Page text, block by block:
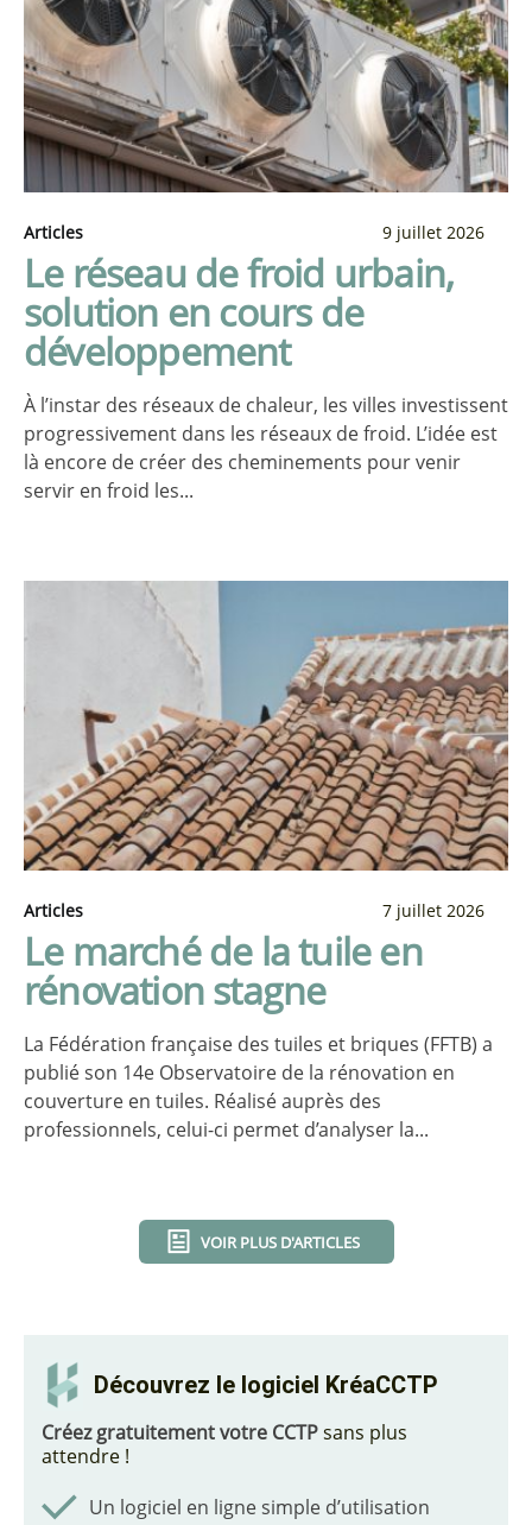
Articles 9 juillet 2026
Le réseau de froid urbain,
solution en cours de
développement
À l’instar des réseaux de chaleur, les villes investissent
progressivement dans les réseaux de froid. L’idée est
là encore de créer des cheminements pour venir
servir en froid les...
Articles 7 juillet 2026
Le marché de la tuile en
rénovation stagne
La Fédération française des tuiles et briques (FFTB) a
publié son 14e Observatoire de la rénovation en
couverture en tuiles. Réalisé auprès des
professionnels, celui-ci permet d’analyser la...
VOIR PLUS D'ARTICLES
Découvrez le logiciel KréaCCTP
Créez gratuitement votre CCTPsans plus
attendre !
Un logiciel en ligne simple d’utilisation